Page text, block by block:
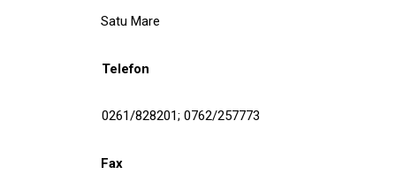
Satu Mare
Telefon
0261/828201; 0762/257773
Fax